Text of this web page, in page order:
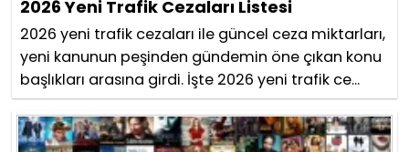
2026 Yeni Trafik Cezaları Listesi
2026 yeni trafik cezaları ile güncel ceza miktarları,
yeni kanunun peşinden gündemin öne çıkan konu
başlıkları arasına girdi. İşte 2026 yeni trafik ce...